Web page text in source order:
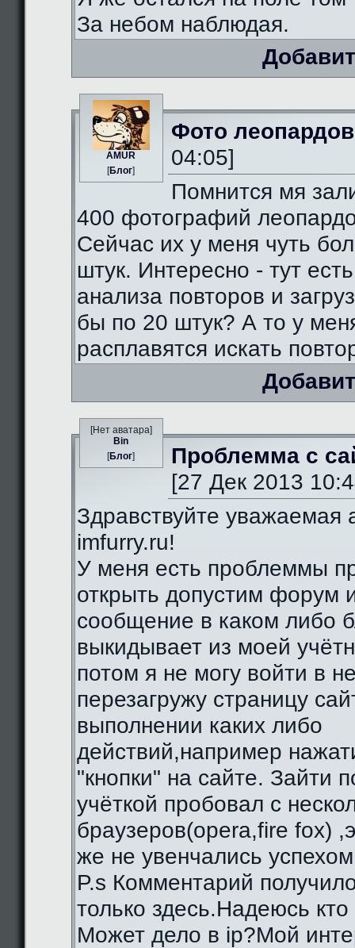
За небом наблюдая.
AMUR
[Блог]
Фото леопардов
04:05]
Помнится мя
400 фотографий
Сейчас их у меня чуть
штук. Интересно - тут
анализа повторов и
бы по 20 штук? А то у
расплавятся искать
[Нет аватара]
Bin
[Блог]
Проблемма с
[27 Дек 2013
Здравствуйте уважаемая
imfurry.ru!
У меня есть проблеммы
открыть допустим форум
сообщение в каком либо
выкидывает из моей
потом я не могу войти в
перезагружу страницу
выполнении каких либо
действий,например
"кнопки" на сайте. Зайти
учёткой пробовал с
браузеров(opera,fire fox)
же не увенчались
P.s Комментарий
только здесь.Надеюсь
Может дело в ip?Мой